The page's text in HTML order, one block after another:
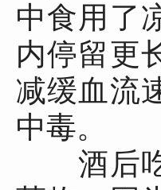
中食用了
内停留更
减缓血流
中毒。
酒后吃